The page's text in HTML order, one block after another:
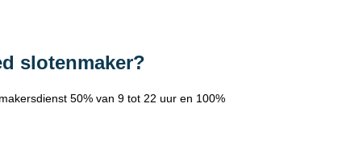
slotenmaker?
50% van 9 tot 22 uur en 100%